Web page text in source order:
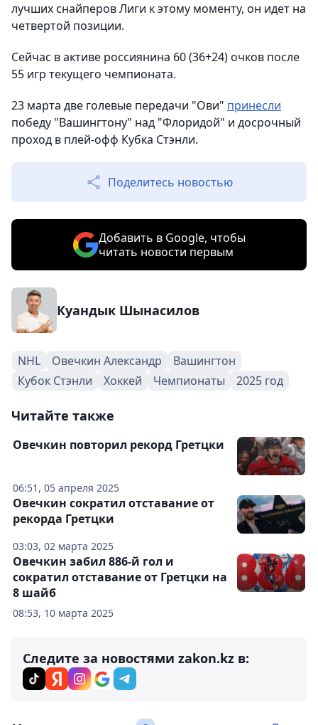
лучших снайперов Лиги к этому моменту, он идет на
четвертой позиции.
Сейчас в активе россиянина 60 (36+24) очков после
55 игр текущего чемпионата.
23 марта две голевые передачи "Ови" принесли
победу "Вашингтону" над "Флоридой" и досрочный
проход в плей-офф Кубка Стэнли.
Поделитесь новостью
Добавить в Google, чтобы
читать новости первым
Куандык Шынасилов
NHL Овечкин Александр
Вашингтон
Кубок Стэнли
Хоккей Чемпионаты 2025 год
Читайте также
06:51, 05 апреля 2025
Овечкин повторил рекорд Гретцки
03:03, 02 марта 2025
Овечкин сократил отставание от
рекорда Гретцки
08:53, 10 марта 2025
Овечкин забил 886-й гол и
сократил отставание от Гретцки на
8 шайб
Следите за новостями zakon.kz в: